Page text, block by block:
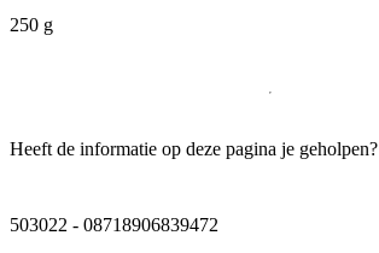
250 g
Heeft de informatie op deze pagina je geholpen?
503022 - 08718906839472